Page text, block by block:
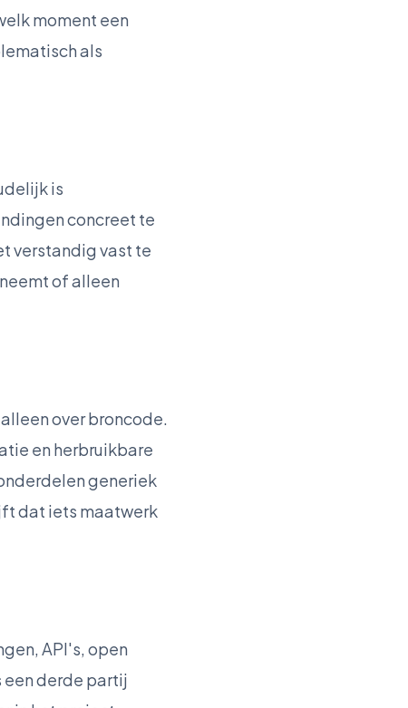
moment een
als
is
concreet te
verstandig vast te
of alleen
over broncode.
en herbruikbare
generiek
dat iets maatwerk
API's, open
een derde partij